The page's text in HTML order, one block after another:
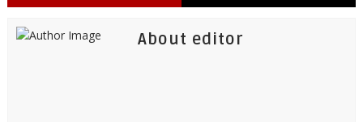
About editor